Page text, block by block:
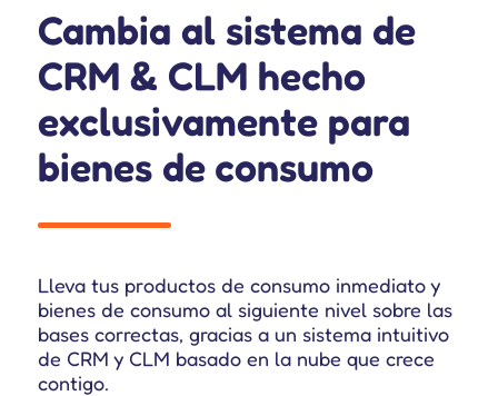
Cambia al sistema de
CRM & CLM hecho
exclusivamente para
bienes de consumo
Lleva tus productos de consumo inmediato y
bienes de consumo al siguiente nivel sobre las
bases correctas, gracias a un sistema intuitivo
de CRM y CLM basado en la nube que crece
contigo.